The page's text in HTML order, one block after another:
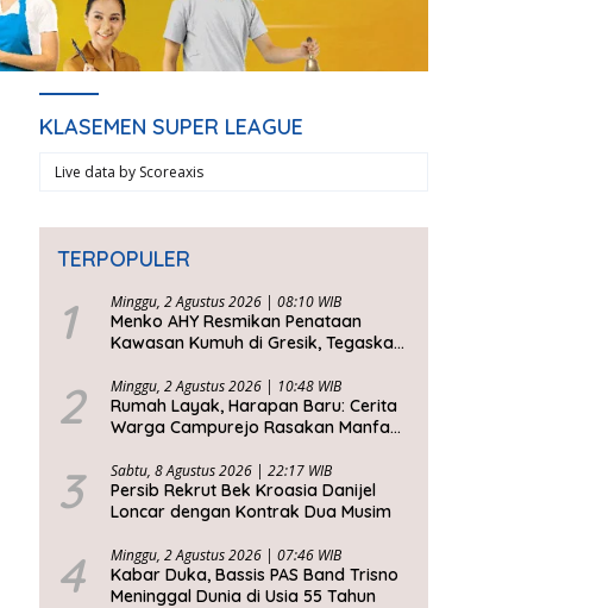
KLASEMEN SUPER LEAGUE
Live data by Scoreaxis
TERPOPULER
1 Minggu, 2 Agustus 2026 | 08:10 WIB
Menko AHY Resmikan Penataan
Kawasan Kumuh di Gresik, Tegaskan
Kesejahteraan Rakyat
2 Minggu, 2 Agustus 2026 | 10:48 WIB
Rumah Layak, Harapan Baru: Cerita
Warga Campurejo Rasakan Manfaat
3 Sabtu, 8 Agustus 2026 | 22:17 WIB
Persib Rekrut Bek Kroasia Danijel
Loncar dengan Kontrak Dua Musim
4 Minggu, 2 Agustus 2026 | 07:46 WIB
Kabar Duka, Bassis PAS Band Trisno
Meninggal Dunia di Usia 55 Tahun